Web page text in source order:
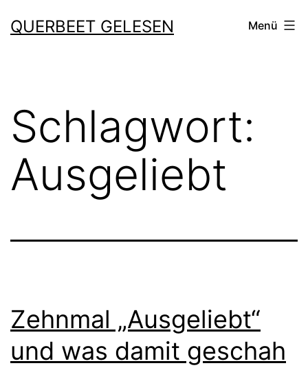
Inhalt
QUERBEET GELESEN Menü
Schlagwort:
Ausgeliebt
Zehnmal „Ausgeliebt“
und was damit geschah